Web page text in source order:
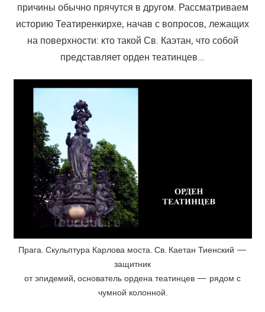
причины обычно прячутся в другом. Рассматриваем
историю Театиренкирхе, начав с вопросов, лежащих
на поверхности: кто такой Св. Каэтан, что собой
представляет орден театинцев…
Прага. Скульптура Карлова моста. Св. Каетан Тиенский —
защитник
от эпидемий, основатель ордена театинцев — рядом с
чумной колонной.